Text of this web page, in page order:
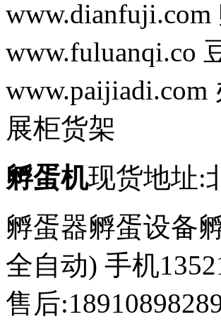
www.fuluanqi.co
www.paijiadi.com
展柜货架
孵蛋机现货地址:
孵蛋器孵蛋设备
全自动) 手机
售后